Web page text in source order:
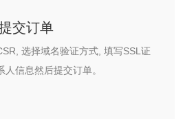
交订单
选择域名验证方式, 填写SSL证
人信息然后提交订单。